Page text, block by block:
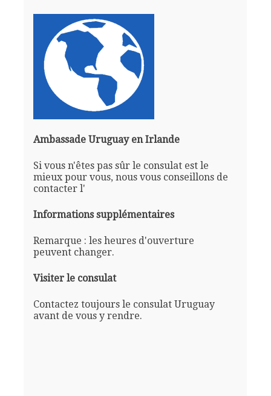
Ambassade Uruguay en Irlande
Si vous n'êtes pas sûr le consulat est le
mieux pour vous, nous vous conseillons de
contacter l'
Informations supplémentaires
Remarque : les heures d'ouverture
peuvent changer.
Visiter le consulat
Contactez toujours le consulat Uruguay
avant de vous y rendre.